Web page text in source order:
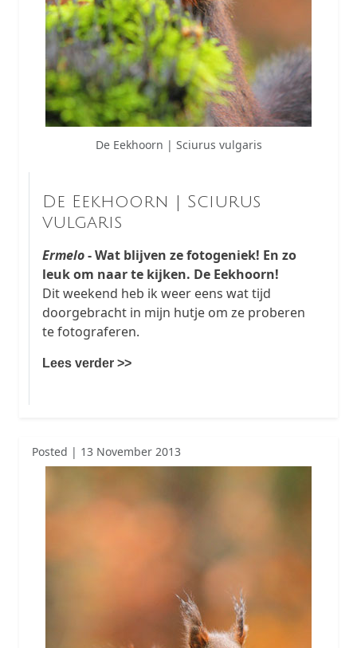
De Eekhoorn | Sciurus vulgaris
De Eekhoorn | Sciurus
vulgaris
Ermelo- Wat blijven ze fotogeniek! En zo
leuk om naar te kijken. De Eekhoorn!
Dit weekend heb ik weer eens wat tijd
doorgebracht in mijn hutje om ze proberen
te fotograferen.
Lees verder >>
Posted | 13 November 2013